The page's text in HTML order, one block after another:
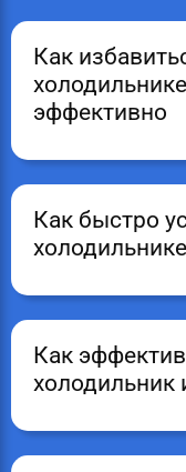
Как
эффективно
Как быстро
Как
холодильник